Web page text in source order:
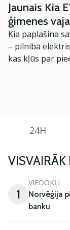
Jaunais Kia
ģimenes
Kia paplašina
– pilnībā
kas kļūs par
24H
VISVAIRĀK
1
VIEDOKĻI
Norvēģija
banku